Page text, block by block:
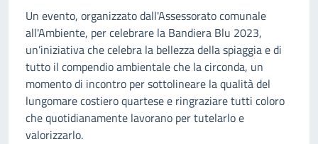
Un evento, organizzato dall'Assessorato comunale
all'Ambiente, per celebrare la Bandiera Blu 2023,
un’iniziativa che celebra la bellezza della spiaggia e di
tutto il compendio ambientale che la circonda, un
momento di incontro per sottolineare la qualità del
lungomare costiero quartese e ringraziare tutti coloro
che quotidianamente lavorano per tutelarlo e
valorizzarlo.